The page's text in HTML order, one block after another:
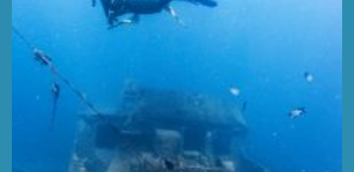
ATLANTIC PRINCESS - ЗАТОНОВШИЙ КОРАБЛЬ
Глубина 12 м
УЗНАТЬ БОЛЬШЕ